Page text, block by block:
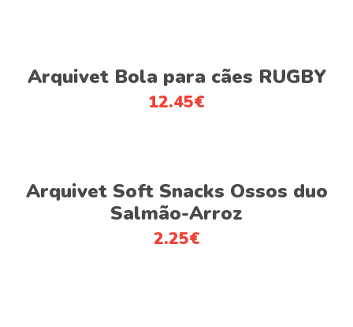
page
Adicionar
Arquivet Bola para cães RUGBY
12.45€
Adicionar
Arquivet Soft Snacks Ossos duo
Salmão-Arroz
2.25€